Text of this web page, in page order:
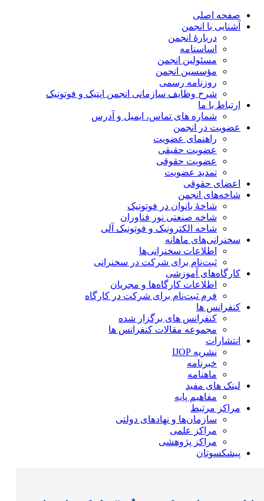
صفحه اصلی
آشنایی با انجمن
دربارۀ انجمن
اساسنامه
مسئولین انجمن
مؤسسین انجمن
روزنامه رسمی
شرح وظایف سازمانی انجمن اپتیک و فوتونیک
ارتباط با ما
شماره های تماس، ایمیل و آدرس
عضویت در انجمن
راهنمای عضویت
عضویت حقیقی
عضویت حقوقی
تمدید عضویت
اعضای حقوقی
شاخه‌های انجمن
شاخۀ بانوان در فوتونیک
شاخه صنعتی نور فناوران
شاخه‌ الکترونیک و فوتونیک آلی
سخنرانی‌های ماهانه
اطلاعات سخنرانی‌‌ها
ثبت‌نام برای شرکت در سخنرانی
کارگاه‌های آموزشی
اطلاعات کارگاه‌ها و مجریان
فرم ثبت‌نام برای شرکت در کارگاه
کنفرانس ها
کنفرانس های برگزار شده
مجموعه مقالات کنفرانس ها
انتشارات
نشریه IJOP
خبرنامه
ماهنامه
لینک های مفید
مفاهیم پایه
مراکز مرتبط
سازمان‌ها و نهادهای دولتی
مراکز علمی
مراکز پژوهشی
پیشکسوتان